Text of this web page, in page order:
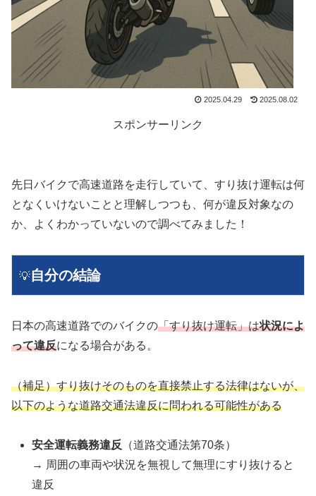
2025.04.29 2025.08.02
スポンサーリンク
先日バイクで高速道路を走行していて、すり抜け運転は何
となくいけないことと理解しつつも、何が違反対象なの
か、よくわかっていないので調べてみました！
💡自分の結論
日本の高速道路でのバイクの「すり抜け運転」は状況によ
って違反になる場合がある。
（補足）すり抜けそのものを直接禁止する法律はないが、
以下のような道路交通法違反に問われる可能性がある
安全運転義務違反
（道路交通法第70条）
→ 周囲の車両や状況を無視して無理にすり抜けると
違反